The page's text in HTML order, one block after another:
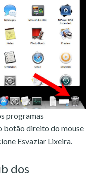
programas
botão direito do mouse
Esvaziar Lixeira.
dos